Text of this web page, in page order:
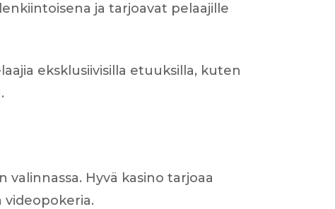
ja tarjoavat pelaajille
eksklusiivisilla etuuksilla, kuten
Hyvä kasino tarjoaa
videopokeria.